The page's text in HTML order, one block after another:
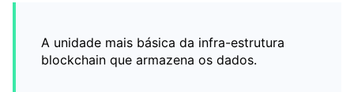
A unidade mais básica da infra-estrutura
blockchain que armazena os dados.